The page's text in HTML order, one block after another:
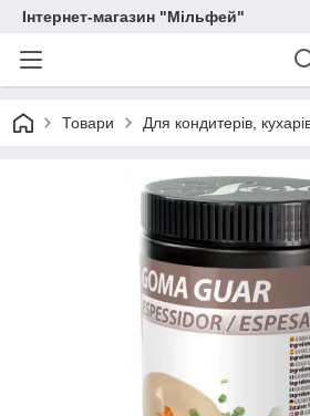
Інтернет-магазин "Мільфей"
Товари Для кондитерів,